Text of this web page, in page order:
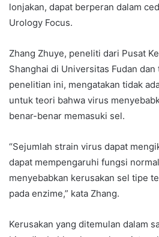
lonjakan, dapat berperan dalam
Urology Focus.
Zhang Zhuye, peneliti dari Pusat
Shanghai di Universitas Fudan
penelitian ini, mengatakan tidak
untuk teori bahwa virus
benar-benar memasuki sel.
“Sejumlah strain virus dapat
dapat mempengaruhi fungsi
menyebabkan kerusakan sel tipe
pada enzime,” kata Zhang.
Kerusakan yang ditemulan dalam